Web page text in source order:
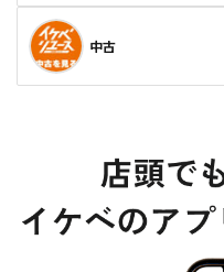
中古